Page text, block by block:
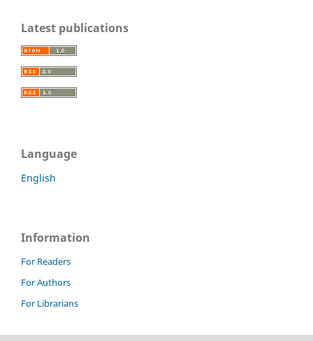
Latest publications
Language
English
Information
For Readers
For Authors
For Librarians